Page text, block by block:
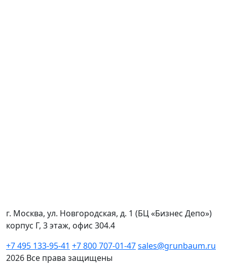
г. Москва, ул. Новгородская, д. 1 (БЦ «Бизнес Депо»)
корпус Г, 3 этаж, офис 304.4
+7 495 133-95-41 +7 800 707-01-47sales@grunbaum.ru
2026 Все права защищены